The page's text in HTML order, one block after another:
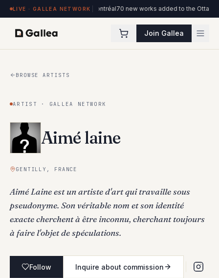
LIVE · GALLEA NETWORK
l'ITHQ · Montréal 70 new works added to the Ottawa Artists collection
Join Gallea
BROWSE ARTISTS
ARTIST · GALLEA NETWORK
Aimé laine
GENTILLY, FRANCE
Aimé Laine est un artiste d'art qui travaille sous
pseudonyme. Son véritable nom et son identité
exacte cherchent à être inconnu, cherchant toujours
à faire l'objet de spéculations.
Follow Inquire about commission